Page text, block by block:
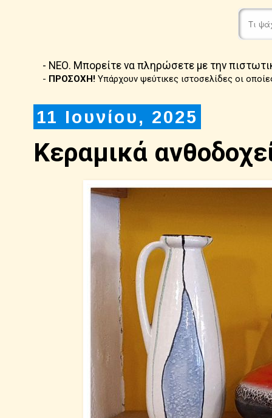
- ΝΕΟ. Μπορείτε να πληρώσετε με την
- ΠΡΟΣΟΧΗ! Υπάρχουν ψεύτικες ιστοσελίδες οι
11 Ιουνίου, 2025
Κεραμικά